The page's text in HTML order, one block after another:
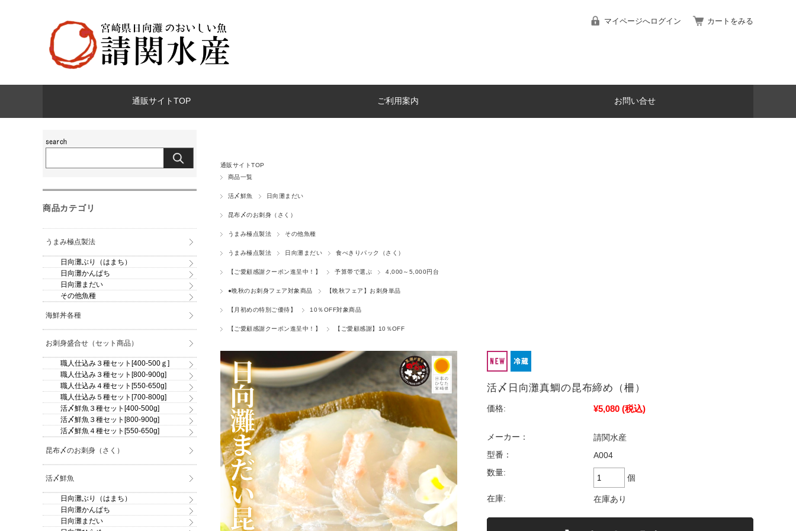
マイページへログイン カートをみる
通販サイトTOP ご利用案内 お問い合せ
通販サイトTOP
商品一覧
活〆鮮魚 日向灘まだい
昆布〆のお刺身（さく）
うまみ極点製法 その他魚種
うまみ極点製法 日向灘まだい 食べきりパック（さく）
【ご愛顧感謝クーポン進呈中！】 予算帯で選ぶ 4,000～5,000円台
●晩秋のお刺身フェア対象商品 【晩秋フェア】お刺身単品
【月初めの特別ご優待】 10％OFF対象商品
【ご愛顧感謝クーポン進呈中！】 【ご愛顧感謝】10％OFF
活〆日向灘真鯛の昆布締め（柵）
価格: ¥5,080 (税込)
メーカー：
請関水産
型番：
A004
数量:
個
在庫: 在庫あり
商品カテゴリ
うまみ極点製法
日向灘ぶり（はまち）
日向灘かんぱち
日向灘まだい
その他魚種
海鮮丼各種
お刺身盛合せ（セット商品）
職人仕込み３種セット[400-500ｇ]
職人仕込み３種セット[800-900g]
職人仕込み４種セット[550-650g]
職人仕込み５種セット[700-800g]
活〆鮮魚３種セット[400-500g]
活〆鮮魚３種セット[800-900g]
活〆鮮魚４種セット[550-650g]
昆布〆のお刺身（さく）
活〆鮮魚
日向灘ぶり（はまち）
日向灘かんぱち
日向灘まだい